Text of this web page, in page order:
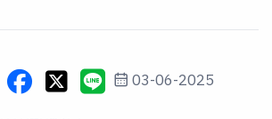
03-06-2025